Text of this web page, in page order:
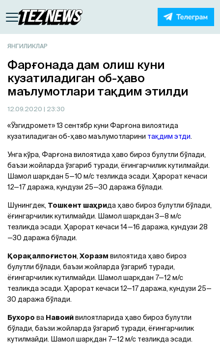
ЯНГИЛИКЛАР
Фарғонада дам олиш куни
кузатиладиган об-ҳаво
маълумотлари тақдим этилди
12.09.2020 | 23:30
«Ўзгидромет» 13 cентябр куни Фарғона вилоятида
кузатиладиган об-ҳаво маълумотларини тақдим этди.
Унга кўра, Фарғона вилоятида ҳаво бироз булутли бўлади,
баъзи жойларда ўзгариб туради, ёғингарчилик кутилмайди.
Шамол шарқдан 5—10 м/с тезликда эсади. Ҳарорат кечаси
12—17 даража, кундузи 25—30 даража бўлади.
Шунингдек, Тошкент шаҳрида ҳаво бироз булутли бўлади,
ёғингарчилик кутилмайди. Шамол шарқдан 3—8 м/с
тезликда эсади. Ҳарорат кечаси 14—16 даража, кундузи 28
—30 даража бўлади.
Қорақалпоғистон, Хоразм вилоятида ҳаво бироз
булутли бўлади, баъзи жойларда ўзгариб туради,
ёғингарчилик кутилмайди. Шамол шарқдан 7—12 м/с
тезликда эсади. Ҳарорат кечаси 12—17 даража, кундузи 25—
30 даража бўлади.
Бухоро ва Навоийвилоятларида ҳаво бироз булутли
бўлади, баъзи жойларда ўзгариб туради, ёғингарчилик
кутилмайди. Шамол шарқдан 7—12 м/с тезликда эсади.